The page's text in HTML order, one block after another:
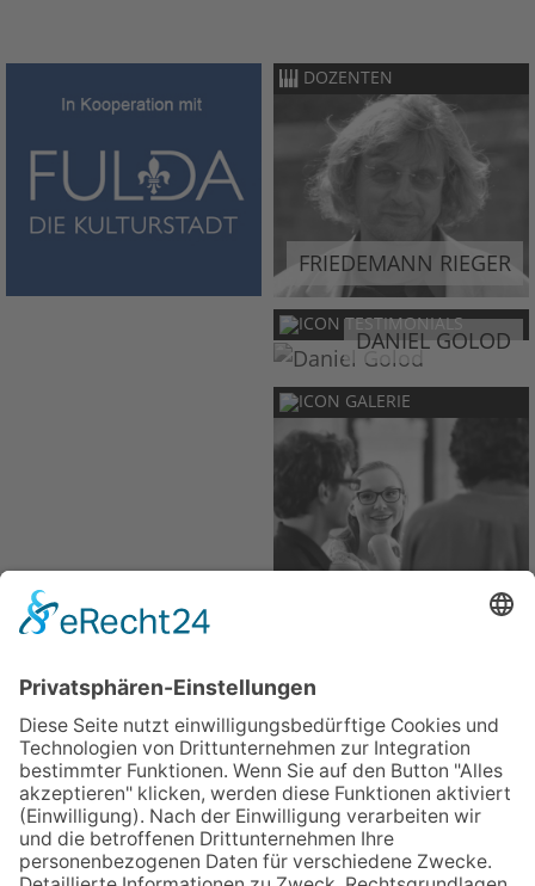
DOZENTEN
FRIEDEMANN RIEGER
TESTIMONIALS
DANIEL GOLOD
GALERIE